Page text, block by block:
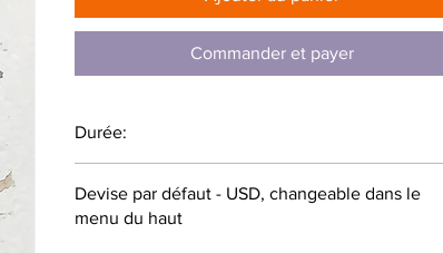
Commander et payer
Durée:
Devise par défaut - USD, changeable dans le
menu du haut